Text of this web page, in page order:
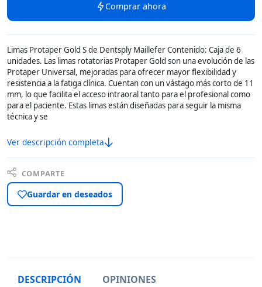
Comprar ahora
Limas Protaper Gold S de Dentsply Maillefer Contenido: Caja de 6
unidades. Las limas rotatorias Protaper Gold son una evolución de las
Protaper Universal, mejoradas para ofrecer mayor flexibilidad y
resistencia a la fatiga clínica. Cuentan con un vástago más corto de 11
mm, lo que facilita el acceso intraoral tanto para el profesional como
para el paciente. Estas limas están diseñadas para seguir la misma
técnica y se
Ver descripción completa
COMPARTE
Guardar en deseados
DESCRIPCIÓN OPINIONES